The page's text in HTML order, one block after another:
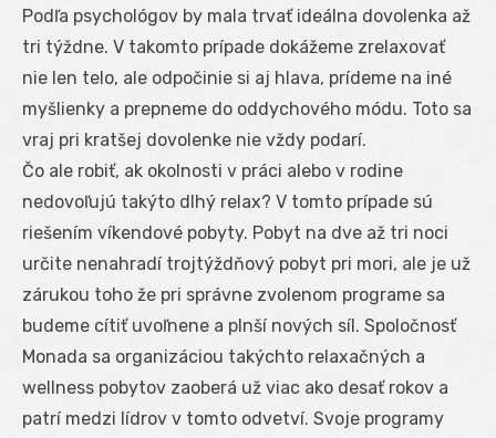
Podľa psychológov by mala trvať ideálna dovolenka až
tri týždne. V takomto prípade dokážeme zrelaxovať
nie len telo, ale odpočinie si aj hlava, prídeme na iné
myšlienky a prepneme do oddychového módu. Toto sa
vraj pri kratšej dovolenke nie vždy podarí.
Čo ale robiť, ak okolnosti v práci alebo v rodine
nedovoľujú takýto dlhý relax? V tomto prípade sú
riešením víkendové pobyty. Pobyt na dve až tri noci
určite nenahradí trojtýždňový pobyt pri mori, ale je už
zárukou toho že pri správne zvolenom programe sa
budeme cítiť uvoľnene a plnší nových síl. Spoločnosť
Monada sa organizáciou takýchto relaxačných a
wellness pobytov zaoberá už viac ako desať rokov a
patrí medzi lídrov v tomto odvetví. Svoje programy